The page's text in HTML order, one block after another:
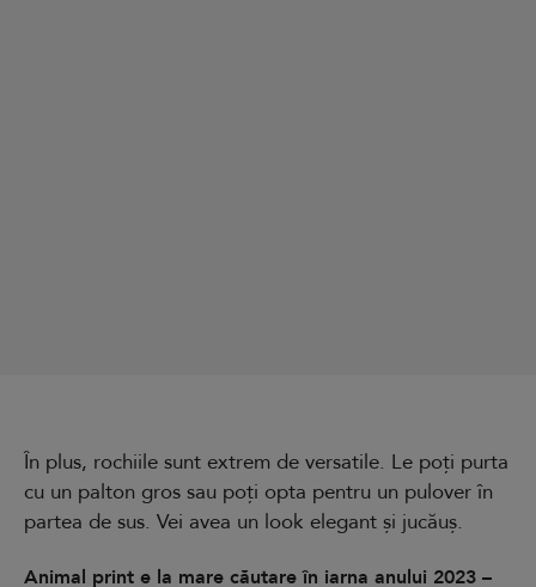
În plus, rochiile sunt extrem de versatile. Le poți purta
cu un palton gros sau poți opta pentru un pulover în
partea de sus. Vei avea un look elegant și jucăuș.
Animal print e la mare căutare în iarna anului 2023 –